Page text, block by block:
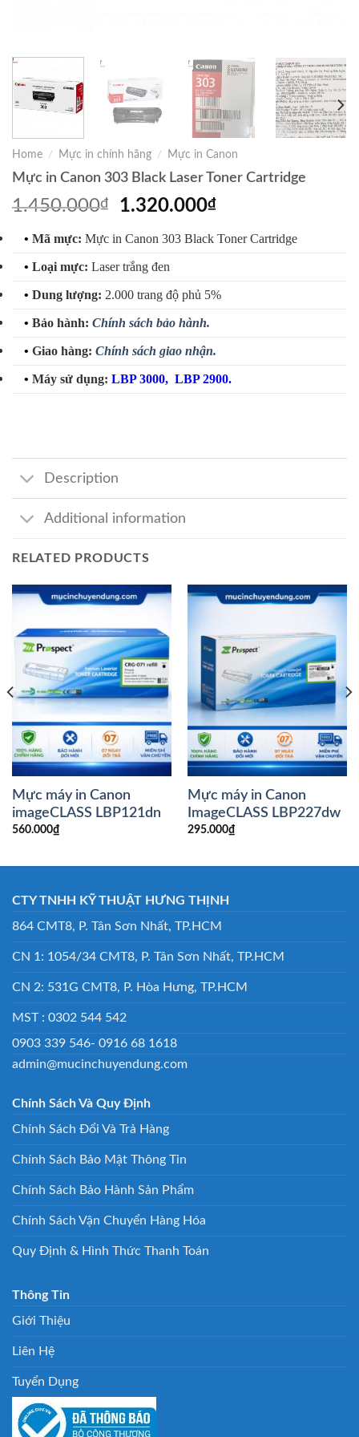
Home / Mực in chính hãng / Mực in Canon
Mực in Canon 303 Black Laser Toner Cartridge
1.450.000₫
Original
was:
1.450.000₫.
1.320.000₫Current
is:
• Mã mực: Mực in Canon 303 Black Toner Cartridge
• Loại mực: Laser trắng đen
• Dung lượng: 2.000 trang độ phủ 5%
• Bảo hành: Chính sách bảo hành.
• Giao hàng: Chính sách giao nhận.
• Máy sử dụng: LBP 3000, LBP 2900.
Description
Additional information
RELATED PRODUCTS
Mực máy in Canon
imageCLASS LBP121dn
560.000₫
Mực máy in Canon
ImageCLASS LBP227dw
295.000₫
CTY TNHH KỸ THUẬT HƯNG THỊNH
864 CMT8, P. Tân Sơn Nhất, TP.HCM
CN 1: 1054/34 CMT8, P. Tân Sơn Nhất, TP.HCM
CN 2: 531G CMT8, P. Hòa Hưng, TP.HCM
MST : 0302 544 542
0903 339 546- 0916 68 1618
admin@mucinchuyendung.com
Chính Sách Và Quy Định
Chính Sách Đổi Và Trả Hàng
Chính Sách Bảo Mật Thông Tin
Chính Sách Bảo Hành Sản Phẩm
Chính Sách Vận Chuyển Hàng Hóa
Quy Định & Hình Thức Thanh Toán
Thông Tin
Giới Thiệu
Liên Hệ
Tuyển Dụng